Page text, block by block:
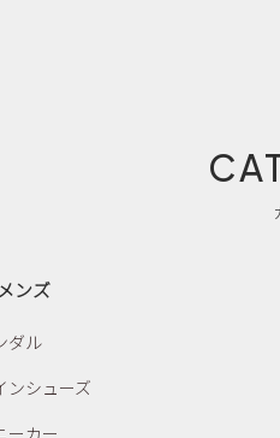
メンズ
ダル
ンシューズ